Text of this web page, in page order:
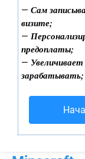
— Сам
визите;
—
предоплаты;
—
зарабатывать;